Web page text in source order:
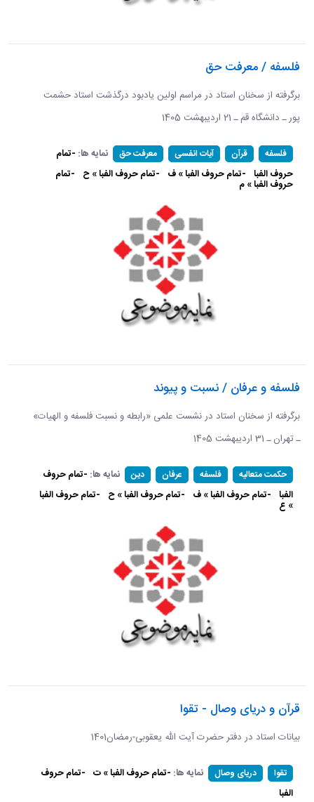
فلسفه / معرفت حق
برگرفته از سخنان استاد در مراسم اولین یادبود درگذشت استاد حشمت
پور ـ دانشگاه قم ـ 21 اردیبهشت 1405 ​​​​​​​
فلسفه قرآن آیات انفسی معرفت حق نمایه ها: -تمام
حروف الفبا -تمام حروف الفبا » ف -تمام حروف الفبا » ح -تمام
حروف الفبا » م
فلسفه و عرفان / نسبت و پیوند
برگرفته از سخنان استاد در نشست علمی «رابطه و نسبت فلسفه و الهیات»
ـ تهران ـ 31 اردیبهشت 1405
حکمت متعالیه فلسفه عرفان دین نمایه ها: -تمام حروف
الفبا -تمام حروف الفبا » ف -تمام حروف الفبا » ح -تمام حروف الفبا
» ع
قرآن و دریای وصال - تقوا
بیانات استاد در دفتر حضرت آیت الله یعقوبی-رمضان1401
تقوا دریای وصال نمایه ها: -تمام حروف الفبا » ت -تمام حروف
الفبا